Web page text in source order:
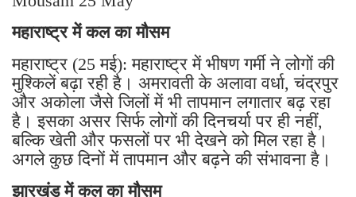
महाराष्ट्र में कल का मौसम
महाराष्ट्र (25 मई): महाराष्ट्र में भीषण गर्मी ने लोगों की
मुश्किलें बढ़ा रही है। अमरावती के अलावा वर्धा, चंद्रपुर
और अकोला जैसे जिलों में भी तापमान लगातार बढ़ रहा
है। इसका असर सिर्फ लोगों की दिनचर्या पर ही नहीं,
बल्कि खेती और फसलों पर भी देखने को मिल रहा है।
अगले कुछ दिनों में तापमान और बढ़ने की संभावना है।
झारखंड में कल का मौसम